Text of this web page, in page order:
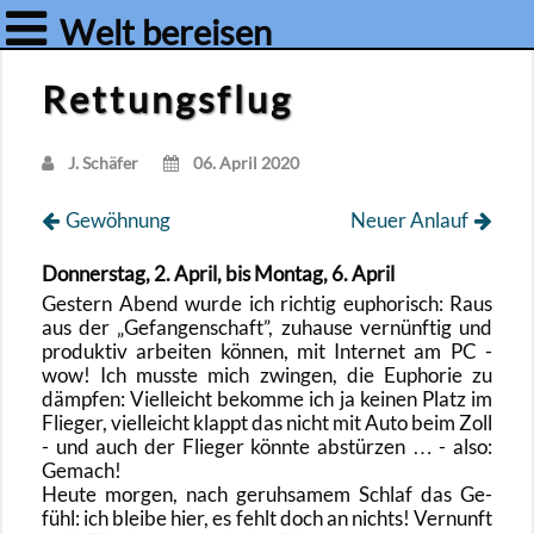
Welt bereisen
Rettungsflug
J. Schä­fer 06. April 2020
Neuer An­lauf
Ge­wöh­nung
Don­ners­tag, 2. April, bis Mon­tag, 6. April
Ges­tern Abend wurde ich rich­tig eu­pho­risch: Raus
aus der Ge­fan­gen­schaft , zu­hau­se ver­nünf­tig und
pro­duk­tiv ar­bei­ten kön­nen, mit In­ter­net am PC -
wow! Ich muss­te mich zwin­gen, die Eu­pho­rie zu
dämp­fen: Viel­leicht be­kom­me ich ja kei­nen Platz im
Flie­ger, viel­leicht klappt das nicht mit Auto beim Zoll
- und auch der Flie­ger könn­te ab­stür­zen … - also:
Ge­mach!
Heute mor­gen, nach ge­ruh­sa­mem Schlaf das Ge­
fühl: ich blei­be hier, es fehlt doch an nichts! Ver­nunft